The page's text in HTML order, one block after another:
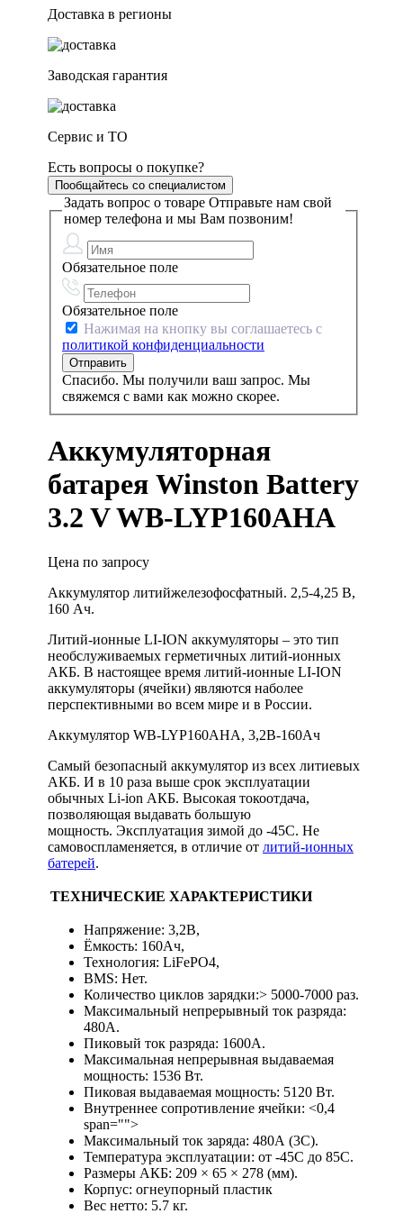
Доставка в регионы
Заводская гарантия
Сервис и ТО
Есть вопросы о покупке?
Пообщайтесь со специалистом
Задать вопрос о товаре Отправьте нам свой
номер телефона и мы Вам позвоним!
Обязательное поле
Обязательное поле
Нажимая на кнопку вы соглашаетесь с
политикой конфиденциальности
Спасибо. Мы получили ваш запрос. Мы
свяжемся с вами как можно скорее.
Аккумуляторная
батарея Winston Battery
3.2 V WB-LYP160AHA
Цена по запросу
Аккумулятор литийжелезофосфатный. 2,5-4,25 В,
160 Ач.
Литий-ионные LI-ION аккумуляторы – это тип
необслуживаемых герметичных литий-ионных
АКБ. В настоящее время литий-ионные LI-ION
аккумуляторы (ячейки) являются наболее
перспективными во всем мире и в России.
Аккумулятор WB-LYP160AHA, 3,2В-160Ач
Самый безопасный аккумулятор из всех литиевых
АКБ. И в 10 раза выше срок эксплуатации
обычных Li-ion АКБ. Высокая токоотдача,
позволяющая выдавать большую
мощность. Эксплуатация зимой до -45С. Не
самовоспламеняется, в отличие от литий-ионных
батерей.
ТЕХНИЧЕСКИЕ ХАРАКТЕРИСТИКИ
Напряжение: 3,2В,
Ёмкость: 160Ач,
Технология: LiFePO4,
BMS: Нет.
Количество циклов зарядки:> 5000-7000 раз.
Максимальный непрерывный ток разряда:
480А.
Пиковый ток разряда: 1600А.
Максимальная непрерывная выдаваемая
мощность: 1536 Вт.
Пиковая выдаваемая мощность: 5120 Вт.
Внутреннее сопротивление ячейки: <0,4
span="">
Максимальный ток заряда: 480А (3С).
Температура эксплуатации: от -45С до 85С.
Размеры АКБ: 209 × 65 × 278 (мм).
Корпус: огнеупорный пластик
Вес нетто: 5.7 кг.